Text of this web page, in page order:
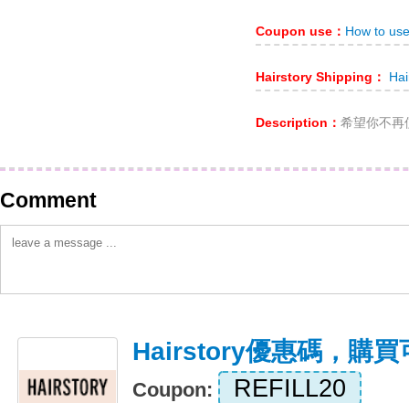
Coupon use： How to
Hairstory Shipping：
Description： 希望你不再
Comment
Hairstory優惠碼，購買
Coupon: REFILL20